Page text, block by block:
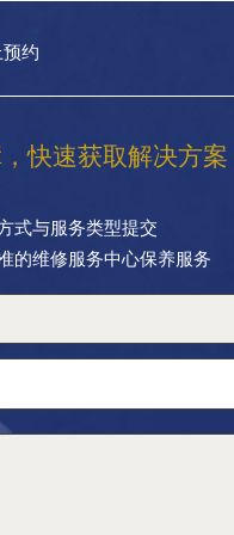
约
快速获取解决方案
式与服务类型提交
的维修服务中心保养服务